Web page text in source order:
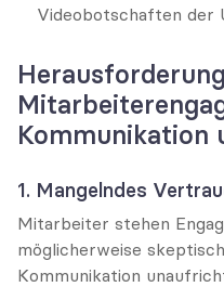
Videobotschaften der
Kommunikation
1. Mangelndes
Mitarbeiter stehen
möglicherweise
Kommunikation